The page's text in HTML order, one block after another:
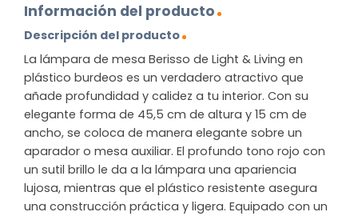
Información del producto
Descripción del producto
La lámpara de mesa Berisso de Light & Living en
plástico burdeos es un verdadero atractivo que
añade profundidad y calidez a tu interior. Con su
elegante forma de 45,5 cm de altura y 15 cm de
ancho, se coloca de manera elegante sobre un
aparador o mesa auxiliar. El profundo tono rojo con
un sutil brillo le da a la lámpara una apariencia
lujosa, mientras que el plástico resistente asegura
una construcción práctica y ligera. Equipado con un